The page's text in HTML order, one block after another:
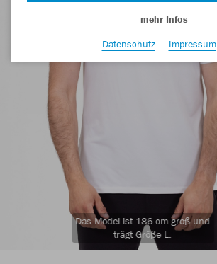
Das Model ist 186 cm groß und
trägt Größe L.
mehr Infos
Datenschutz
Impressum